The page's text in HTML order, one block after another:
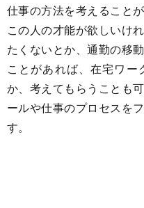
仕事の方法を考えること
この人の才能が欲しいけ
たくないとか、通勤の移
ことがあれば、在宅ワー
か、考えてもらうことも
ールや仕事のプロセスを
す。